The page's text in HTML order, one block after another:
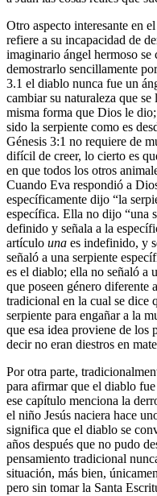
Otro aspecto interesante en
refiere a su incapacidad de
imaginario ángel hermoso
demostrarlo sencillamente
3.1 el diablo nunca fue un
cambiar su naturaleza que
misma forma que Dios le
sido la serpiente como es
Génesis 3:1 no requiere de
difícil de creer, lo cierto es
en que todos los otros
Cuando Eva respondió a
específicamente dijo “la
específica. Ella no dijo “una
definido y señala a la
artículo una es indefinido, y
señaló a una serpiente
es el diablo; ella no señaló a
que poseen género diferente
tradicional en la cual se dice
serpiente para engañar a la
que esa idea proviene de los
decir no eran diestros en
Por otra parte,
para afirmar que el diablo
ese capítulo menciona la
el niño Jesús naciera hace
significa que el diablo se
años después que no pudo
pensamiento tradicional
situación, más bien,
pero sin tomar la Santa